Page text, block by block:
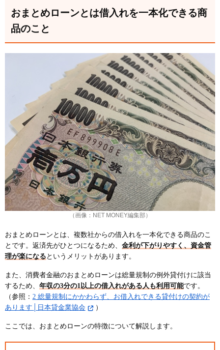
し！最長13年のゆっくり返済
イトも申込可、70歳までOK！
ピングリボも一本化対象
ORIX MONEYのおまとめローンは銀行カードロー
ンやクレカのショッピングリボも一本化できる！
中小消費者金融のおまとめローンおすすめランキン
グ5選！大手の審査に落ちた人向け
ダイレクトワンのお借り換えローンは店舗窓口で相
談もできる
アスマイルのおまとめローンは低金利で無利息期間
がある
いつものおまとめローンはWeb完結でバレにくい
キャッシングMOFFは親身な対応で相談しやすい
中央リテールは最短2時間審査！5社以上から総額
200万円以上を借りている人が対象
で借り換え可能
楽天銀行スーパーローンは会員ランクで審査優遇、
最短即日の審査回答
ンクならではの安心感
りそな銀行のフリーローンはWeb完結
セブン銀行のカードローンはアプリ完結！全国の
め！繰上げ返済は手数料無料
おまとめローンとは借入れを一本化できる商
品のこと
（画像：NET MONEY編集部）
おまとめローンとは、複数社からの借入れを一本化できる商品のこ
とです。返済先がひとつになるため、 金利が下がりやすく、資金管
理が楽になる というメリットがあります。
また、消費者金融のおまとめローンは総量規制の例外貸付けに該当
するため、 年収の3分の1以上の借入れがある人も利用可能です。
（参照： 2 総量規制にかかわらず、お借入れできる貸付けの契約が
あります│日本貸金業協会
）
ここでは、おまとめローンの特徴について解説します。